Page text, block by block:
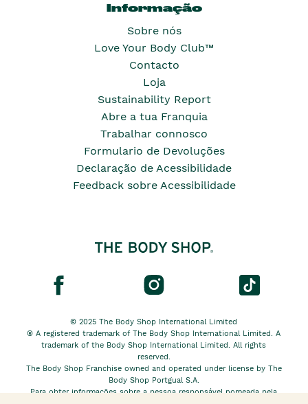
Informação
Sobre nós
Love Your Body Club™
Contacto
Loja
Sustainability Report
Abre a tua Franquia
Trabalhar connosco
Formulario de Devoluções
Declaração de Acessibilidade
Feedback sobre Acessibilidade
© 2025 The Body Shop International Limited
® A registered trademark of The Body Shop International Limited. A
trademark of the Body Shop International Limited. All rights
reserved.
The Body Shop Franchise owned and operated under license by The
Body Shop Portgual S.A.
Para obter informações sobre a pessoa responsável nomeada pela